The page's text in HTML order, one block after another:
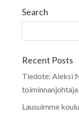
Search
Recent Posts
Tiedote: Aleksi
Lausuimme